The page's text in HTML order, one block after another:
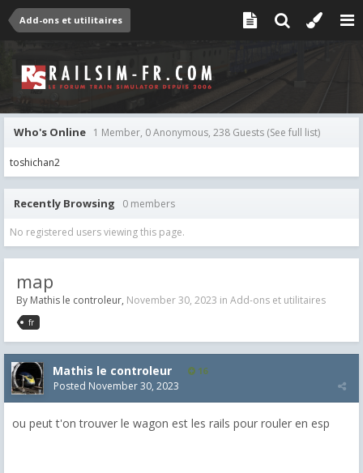
Add-ons et utilitaires
Who's Online 1 Member, 0 Anonymous, 238 Guests (See full list)
toshichan2
Recently Browsing 0 members
No registered users viewing this page.
map
By Mathis le controleur, November 30, 2023 in Add-ons et utilitaires
fr
Mathis le controleur 16
Posted November 30, 2023
ou peut t'on trouver le wagon est les rails pour rouler en esp